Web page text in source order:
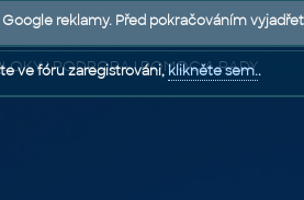
| PODPORA | POMOC A RADY
reklamy. Před pokračováním
ve fóru zaregistrováni,klikněte sem..